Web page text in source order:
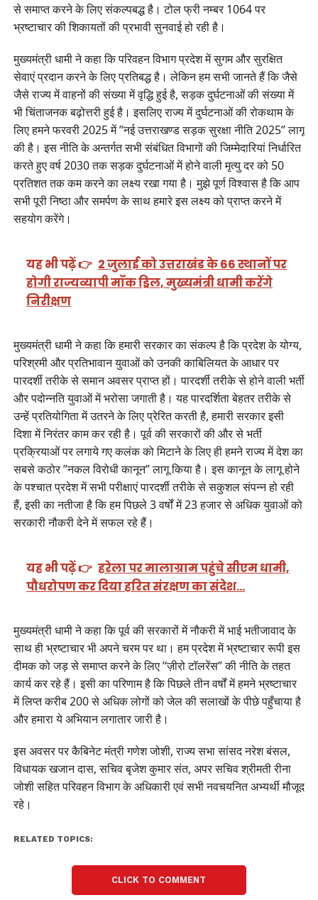
से समाप्त करने के लिए संकल्पबद्ध है। टोल फ्री नम्बर 1064 पर
भ्रष्टाचार की शिकायतों की प्रभावी सुनवाई हो रही है।
मुख्यमंत्री धामी ने कहा कि परिवहन विभाग प्रदेश में सुगम और सुरक्षित
सेवाएं प्रदान करने के लिए प्रतिबद्ध है। लेकिन हम सभी जानते हैं कि जैसे
जैसे राज्य में वाहनों की संख्या में वृद्धि हुई है, सड़क दुर्घटनाओं की संख्या में
भी चिंताजनक बढ़ोत्तरी हुई है। इसलिए राज्य में दुर्घटनाओं की रोकथाम के
लिए हमने फरवरी 2025 में ’’नई उत्तराखण्ड सड़क सुरक्षा नीति 2025’’ लागू
की है। इस नीति के अन्तर्गत सभी संबंधित विभागों की जिम्मेदारियां निर्धारित
करते हुए वर्ष 2030 तक सड़क दुर्घटनाओं में होने वाली मृत्यु दर को 50
प्रतिशत तक कम करने का लक्ष्य रखा गया है। मुझे पूर्ण विश्वास है कि आप
सभी पूरी निष्ठा और समर्पण के साथ हमारे इस लक्ष्य को प्राप्त करने में
सहयोग करेंगे।
यह भी पढ़ें 👉 2 जुलाई को उत्तराखंड के 66 स्थानों पर
होगी राज्यव्यापी मॉक ड्रिल, मुख्यमंत्री धामी करेंगे
निरीक्षण
मुख्यमंत्री धामी ने कहा कि हमारी सरकार का संकल्प है कि प्रदेश के योग्य,
परिश्रमी और प्रतिभावान युवाओं को उनकी काबिलियत के आधार पर
पारदर्शी तरीके से समान अवसर प्राप्त हों। पारदर्शी तरीके से होने वाली भर्ती
और पदोन्नति युवाओं में भरोसा जगाती है। यह पारदर्शिता बेहतर तरीके से
उन्हें प्रतियोगिता में उतरने के लिए प्रेरित करती है, हमारी सरकार इसी
दिशा में निरंतर काम कर रही है। पूर्व की सरकारों की और से भर्ती
प्रक्रियाओं पर लगाये गए कलंक को मिटाने के लिए ही हमने राज्य में देश का
सबसे कठोर ’’नकल विरोधी कानून’’ लागू किया है। इस कानून के लागू होने
के पश्चात प्रदेश में सभी परीक्षाएं पारदर्शी तरीके से सकुशल संपन्न हो रही
हैं, इसी का नतीजा है कि हम पिछले 3 वर्षों में 23 हजार से अधिक युवाओं को
सरकारी नौकरी देने में सफल रहे हैं।
यह भी पढ़ें 👉 हरेला पर मालाग्राम पहुंचे सीएम धामी,
पौधरोपण कर दिया हरित संरक्षण का संदेश…
मुख्यमंत्री धामी ने कहा कि पूर्व की सरकारों में नौकरी में भाई भतीजावाद के
साथ ही भ्रष्टाचार भी अपने चरम पर था। हम प्रदेश में भ्रष्टाचार रूपी इस
दीमक को जड़ से समाप्त करने के लिए ’‘ज़ीरो टॉलरेंस’’ की नीति के तहत
कार्य कर रहे हैं। इसी का परिणाम है कि पिछले तीन वर्षों में हमने भ्रष्टाचार
में लिप्त करीब 200 से अधिक लोगों को जेल की सलाखों के पीछे पहुँचाया है
और हमारा ये अभियान लगातार जारी है।
इस अवसर पर कैबिनेट मंत्री गणेश जोशी, राज्य सभा सांसद नरेश बंसल,
विधायक खजान दास, सचिव बृजेश कुमार संत, अपर सचिव श्रीमती रीना
जोशी सहित परिवहन विभाग के अधिकारी एवं सभी नवचयनित अभ्यर्थी मौजूद
रहे।
RELATED TOPICS:
CLICK TO COMMENT